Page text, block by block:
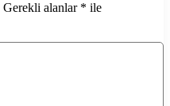
Gerekli alanlar * ile